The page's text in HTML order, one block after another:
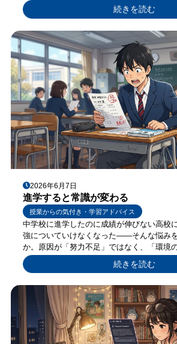
続きを読む
2026年6月7日
進学すると常識が変わる
中学校に進学したのに成績が伸びない高校
強についていけなくなった——そんな悩み
か。原因が「努力不足」ではなく、「環境
授業からの気付き・学習アドバイス
続きを読む